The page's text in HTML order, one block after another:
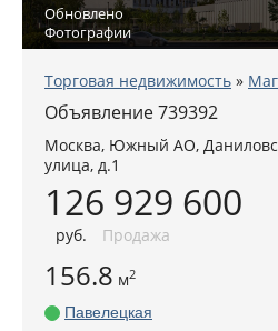
Обновлено
Фотографии
Торговая недвижимость »
Объявление 739392
Москва, Южный АО,
улица, д.1
126 929 600
руб. Продажа
156.8 м2
Павелецкая